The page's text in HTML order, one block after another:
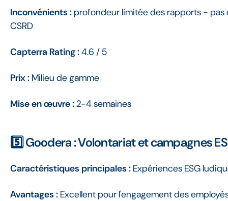
Inconvénients : profondeur limitée des rapports -
CSRD
Capterra Rating :4.6 / 5
Prix : Milieu de gamme
Mise en œuvre :2-4 semaines
5️⃣ Goodera : Volontariat et campagnes
Caractéristiques principales : Expériences ESG
Avantages : Excellent pour l'engagement des